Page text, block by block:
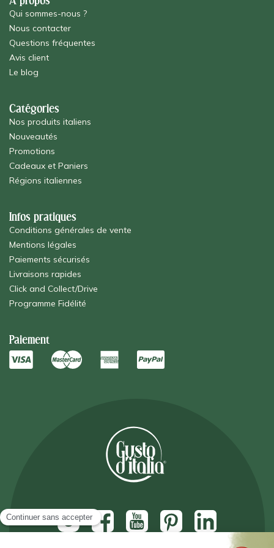
Qui sommes-nous ?
Nous contacter
Questions fréquentes
Avis client
Le blog
Catégories
Nos produits italiens
Nouveautés
Promotions
Cadeaux et Paniers
Régions italiennes
Infos pratiques
Conditions générales de vente
Mentions légales
Paiements sécurisés
Livraisons rapides
Click and Collect/Drive
Programme Fidélité
Paiement